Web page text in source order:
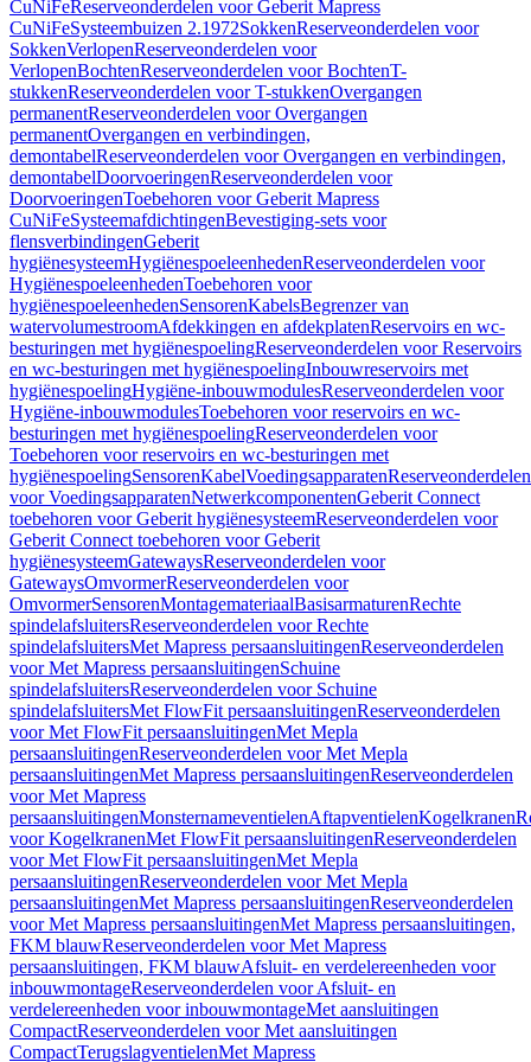
CuNiFeReserveonderdelen voor Geberit Mapress
CuNiFeSysteembuizen 2.1972SokkenReserveonderdelen voor
SokkenVerlopenReserveonderdelen voor
VerlopenBochtenReserveonderdelen voor BochtenT-
stukkenReserveonderdelen voor T-stukkenOvergangen
permanentReserveonderdelen voor Overgangen
permanentOvergangen en verbindingen,
demontabelReserveonderdelen voor Overgangen en verbindingen,
demontabelDoorvoeringenReserveonderdelen voor
DoorvoeringenToebehoren voor Geberit Mapress
CuNiFeSysteemafdichtingenBevestiging-sets voor
flensverbindingenGeberit
hygiënesysteemHygiënespoeleenhedenReserveonderdelen voor
HygiënespoeleenhedenToebehoren voor
hygiënespoeleenhedenSensorenKabelsBegrenzer van
watervolumestroomAfdekkingen en afdekplatenReservoirs en wc-
besturingen met hygiënespoelingReserveonderdelen voor Reservoirs
en wc-besturingen met hygiënespoelingInbouwreservoirs met
hygiënespoelingHygiëne-inbouwmodulesReserveonderdelen voor
Hygiëne-inbouwmodulesToebehoren voor reservoirs en wc-
besturingen met hygiënespoelingReserveonderdelen voor
Toebehoren voor reservoirs en wc-besturingen met
hygiënespoelingSensorenKabelVoedingsapparatenReserveonderdelen
voor VoedingsapparatenNetwerkcomponentenGeberit Connect
toebehoren voor Geberit hygiënesysteemReserveonderdelen voor
Geberit Connect toebehoren voor Geberit
hygiënesysteemGatewaysReserveonderdelen voor
GatewaysOmvormerReserveonderdelen voor
OmvormerSensorenMontagemateriaalBasisarmaturenRechte
spindelafsluitersReserveonderdelen voor Rechte
spindelafsluitersMet Mapress persaansluitingenReserveonderdelen
voor Met Mapress persaansluitingenSchuine
spindelafsluitersReserveonderdelen voor Schuine
spindelafsluitersMet FlowFit persaansluitingenReserveonderdelen
voor Met FlowFit persaansluitingenMet Mepla
persaansluitingenReserveonderdelen voor Met Mepla
persaansluitingenMet Mapress persaansluitingenReserveonderdelen
voor Met Mapress
persaansluitingenMonsternameventielenAftapventielenKogelkranen
voor KogelkranenMet FlowFit persaansluitingenReserveonderdelen
voor Met FlowFit persaansluitingenMet Mepla
persaansluitingenReserveonderdelen voor Met Mepla
persaansluitingenMet Mapress persaansluitingenReserveonderdelen
voor Met Mapress persaansluitingenMet Mapress persaansluitingen,
FKM blauwReserveonderdelen voor Met Mapress
persaansluitingen, FKM blauwAfsluit- en verdelereenheden voor
inbouwmontageReserveonderdelen voor Afsluit- en
verdelereenheden voor inbouwmontageMet aansluitingen
CompactReserveonderdelen voor Met aansluitingen
CompactTerugslagventielenMet Mapress